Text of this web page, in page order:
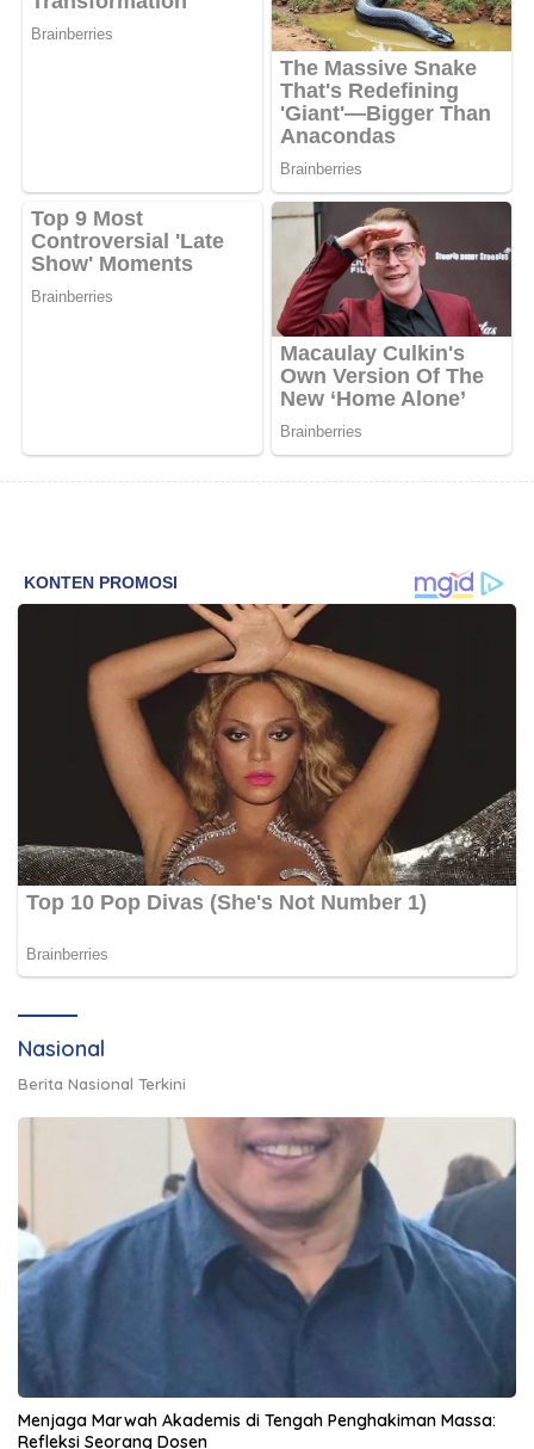
Nasional
Berita Nasional Terkini
Menjaga Marwah Akademis di Tengah Penghakiman Massa:
Refleksi Seorang Dosen